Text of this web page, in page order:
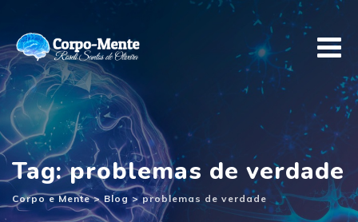
o
conteúdo
Tag: problemas de verdade
Corpo e Mente> Blog >problemas de verdade